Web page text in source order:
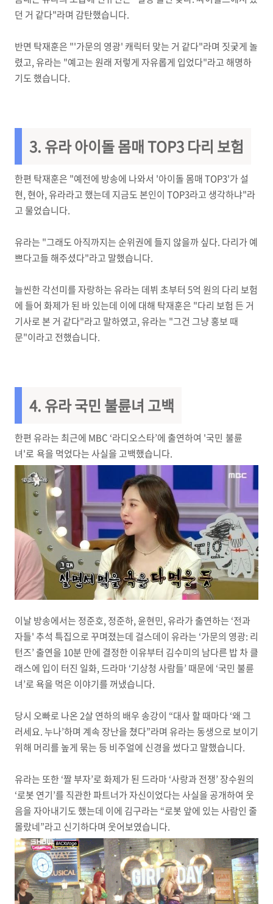
던 거 같다"라며 감탄했습니다.
반면 탁재훈은 "'가문의 영광' 캐릭터 맞는 거 같다"라며 짓궂게 놀
렸고, 유라는 "예고는 원래 저렇게 자유롭게 입었다"라고 해명하
기도 했습니다.
3. 유라아이돌 몸매 TOP3 다리 보험
한편 탁재훈은 "예전에 방송에 나와서 '아이돌 몸매 TOP3'가 설
현, 현아, 유라라고 했는데 지금도 본인이 TOP3라고 생각하냐"라
고 물었습니다.
유라는 "그래도 아직까지는 순위권에 들지 않을까 싶다. 다리가 예
쁘다고들 해주셨다"라고 말했습니다.
늘씬한 각선미를 자랑하는 유라는 데뷔 초부터 5억 원의 다리 보험
에 들어 화제가 된 바 있는데 이에 대해 탁재훈은 "다리 보험 든 거
기사로 본 거 같다"라고 말하였고, 유라는 "그건 그냥 홍보 때
문"이라고 전했습니다.
4. 유라국민 불륜녀 고백
한편 유라는 최근에 MBC ‘라디오스타’에 출연하여 '국민 불륜
녀'로 욕을 먹었다는 사실을 고백했습니다.
이날 방송에서는 정준호, 정준하, 윤현민, 유라가 출연하는 ‘전과
자들' 추석 특집으로 꾸며졌는데 걸스데이 유라는 ‘가문의 영광: 리
턴즈’ 출연을 10분 만에 결정한 이유부터 김수미의 남다른 밥 차 클
래스에 입이 터진 일화, 드라마 ‘기상청 사람들’ 때문에 ‘국민 불륜
녀’로 욕을 먹은 이야기를 꺼냈습니다.
당시 오빠로 나온 2살 연하의 배우 송강이 “대사 할 때마다 ‘왜 그
러세요. 누나’하며 계속 장난을 쳤다”라며 유라는 동생으로 보이기
위해 머리를 높게 묶는 등 비주얼에 신경을 썼다고 말했습니다.
유라는 또한 ‘짤 부자’로 화제가 된 드라마 ‘사랑과 전쟁’ 장수원의
‘로봇 연기’를 직관한 파트너가 자신이었다는 사실을 공개하여 웃
음을 자아내기도 했는데 이에 김구라는 “로봇 앞에 있는 사람인 줄
몰랐네”라고 신기하다며 웃어보였습니다.